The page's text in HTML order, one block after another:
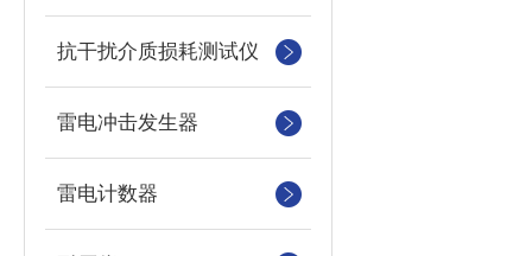
抗干扰介质损耗测试仪
雷电冲击发生器
雷电计数器